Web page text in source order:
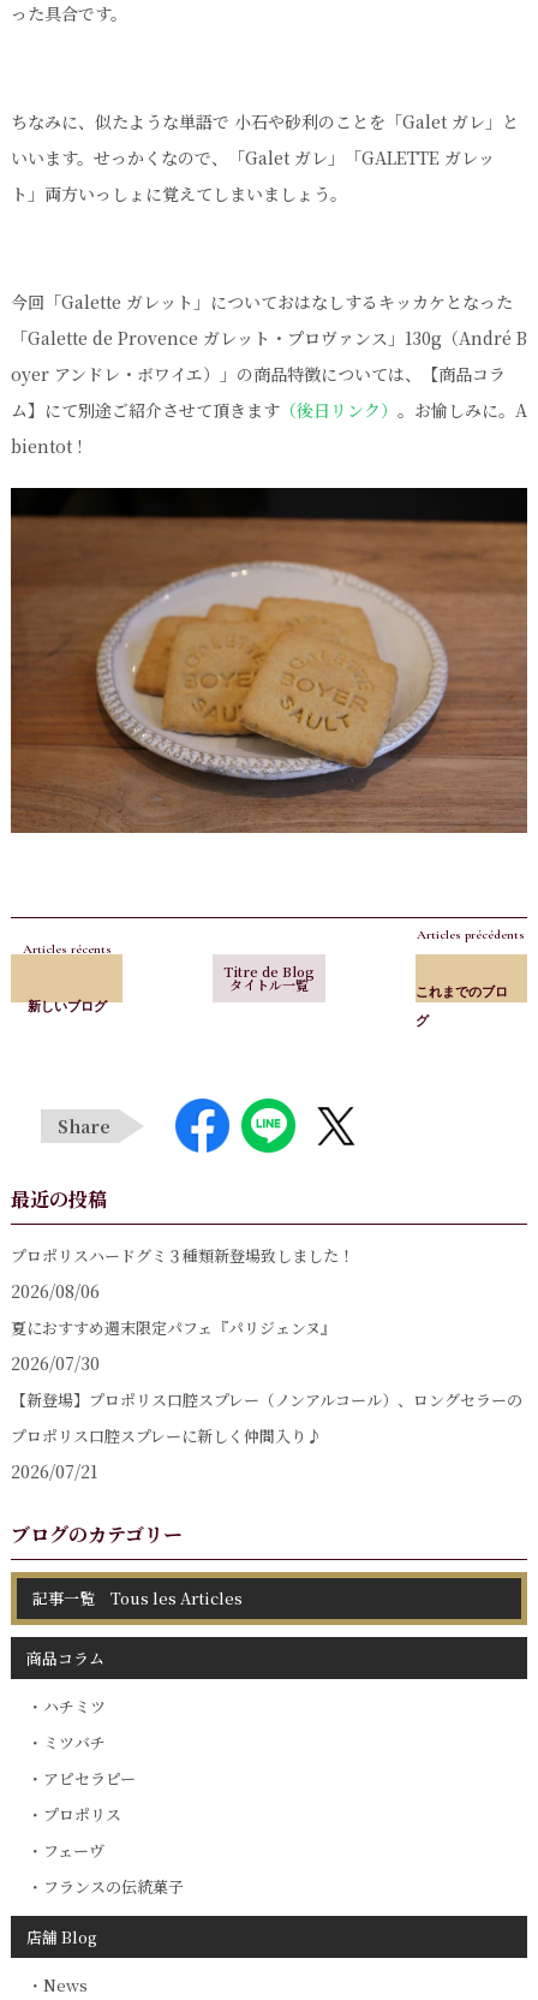
った具合です。
ちなみに、似たような単語で 小石や砂利のことを「Galet ガレ」と
いいます。せっかくなので、「Galet ガレ」「GALETTE ガレッ
ト」両方いっしょに覚えてしまいましょう。
今回「Galette ガレット」についておはなしするキッカケとなった
「Galette de Provence ガレット・プロヴァンス」130g（André B
oyer アンドレ・ボワイエ）」の商品特徴については、【商品コラ
ム】にて別途ご紹介させて頂きます（後日リンク） 。お愉しみに。A
bientot !
Articles récents
新しいブログ
Titre de Blog
タイトル一覧
Articles précédents
これまでのブロ
グ
Share
最近の投稿
プロポリスハードグミ３種類新登場致しました！
2026/08/06
夏におすすめ週末限定パフェ『パリジェンヌ』
2026/07/30
【新登場】プロポリス口腔スプレー（ノンアルコール）、ロングセラーの
プロポリス口腔スプレーに新しく仲間入り♪
2026/07/21
ブログのカテゴリー
記事一覧 Tous les Articles
商品コラム
ハチミツ
ミツバチ
アピセラピー
プロポリス
フェーヴ
フランスの伝統菓子
店舗 Blog
News